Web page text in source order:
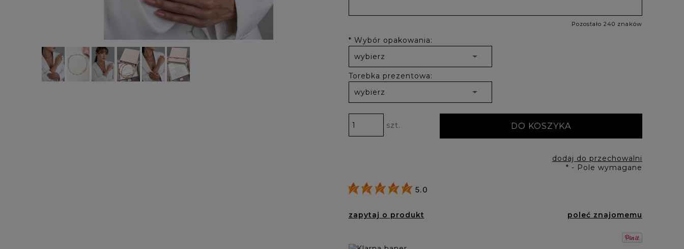
Pozostało 240 znaków
* Wybór opakowania:
Torebka prezentowa:
szt. DO KOSZYKA
dodaj do przechowalni
* - Pole wymagane
5.0
zapytaj o produkt poleć znajomemu